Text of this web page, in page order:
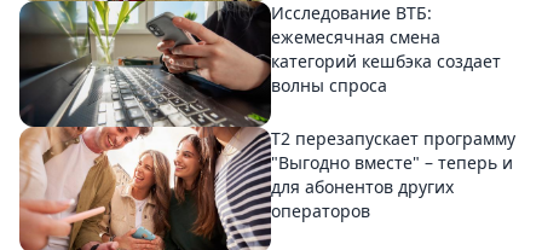
Исследование ВТБ:
ежемесячная смена
категорий кешбэка создает
волны спроса
Т2 перезапускает программу
"Выгодно вместе" – теперь и
для абонентов других
операторов